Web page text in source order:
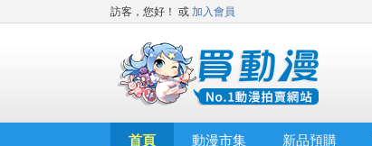
訪客，您好！ 或 加入會員
首頁 動漫市集 新品預購